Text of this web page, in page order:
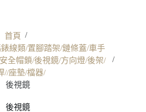
首頁 /
線類/置腳踏架/鏈條蓋/車手
全帽鎖/後視鏡/方向燈/後架/
//座墊/檔器/
/
後視鏡
後視鏡